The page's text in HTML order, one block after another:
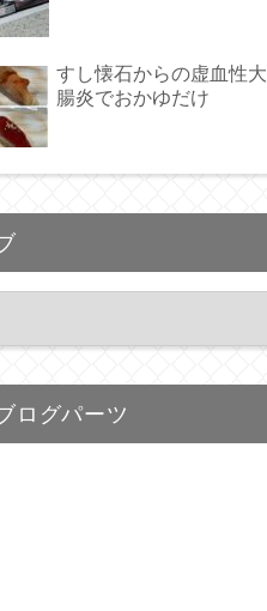
すし懐石からの虚血性大
腸炎でおかゆだけ
ログパーツ